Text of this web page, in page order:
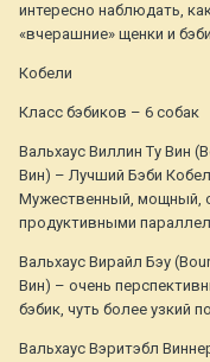
интересно наблюдать,
«вчерашние» щенки и
Кобели
Класс бэбиков – 6 собак
Вальхаус Виллин Ту Вин
Вин) – Лучший Бэби
Мужественный, мощный,
продуктивными
Вальхаус Вирайл Бэу
Вин) – очень
бэбик, чуть более узкий
Вальхаус Вэритэбл